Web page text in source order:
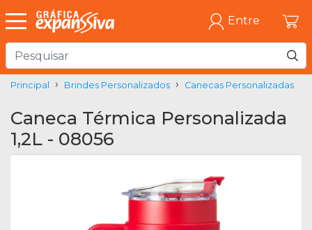
Entre
Principal Brindes Personalizados Canecas Personalizadas
Caneca Térmica Personalizada
1,2L - 08056